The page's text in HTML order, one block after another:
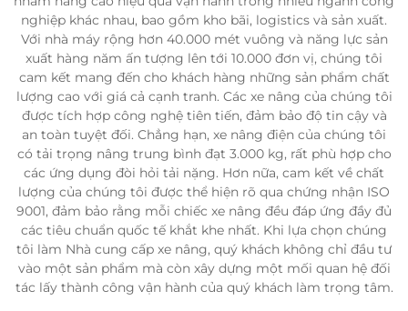
nghiệp khác nhau, bao gồm kho bãi, logistics và sản xuất.
Với nhà máy rộng hơn 40.000 mét vuông và năng lực sản
xuất hàng năm ấn tượng lên tới 10.000 đơn vị, chúng tôi
cam kết mang đến cho khách hàng những sản phẩm chất
lượng cao với giá cả cạnh tranh. Các xe nâng của chúng tôi
được tích hợp công nghệ tiên tiến, đảm bảo độ tin cậy và
an toàn tuyệt đối. Chẳng hạn, xe nâng điện của chúng tôi
có tải trọng nâng trung bình đạt 3.000 kg, rất phù hợp cho
các ứng dụng đòi hỏi tải nặng. Hơn nữa, cam kết về chất
lượng của chúng tôi được thể hiện rõ qua chứng nhận ISO
9001, đảm bảo rằng mỗi chiếc xe nâng đều đáp ứng đầy đủ
các tiêu chuẩn quốc tế khắt khe nhất. Khi lựa chọn chúng
tôi làm Nhà cung cấp xe nâng, quý khách không chỉ đầu tư
vào một sản phẩm mà còn xây dựng một mối quan hệ đối
tác lấy thành công vận hành của quý khách làm trọng tâm.